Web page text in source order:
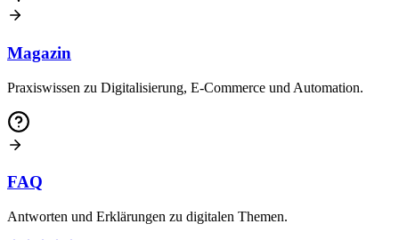
Magazin
Praxiswissen zu Digitalisierung, E-Commerce und Automation.
FAQ
Antworten und Erklärungen zu digitalen Themen.